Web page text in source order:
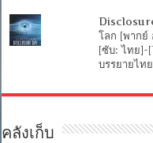
โลก [พากย์
[ซับ: ไทย]-
บรรยายไท
คลังเก็บ